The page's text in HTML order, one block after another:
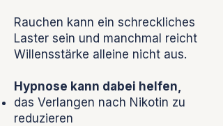
Rauchen kann ein schreckliches
Laster sein und manchmal reicht
Willensstärke alleine nicht aus.
Hypnose kann dabei helfen,
das Verlangen nach Nikotin zu
reduzieren